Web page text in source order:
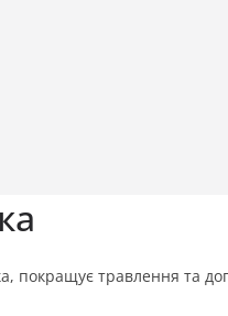
покращує травлення та